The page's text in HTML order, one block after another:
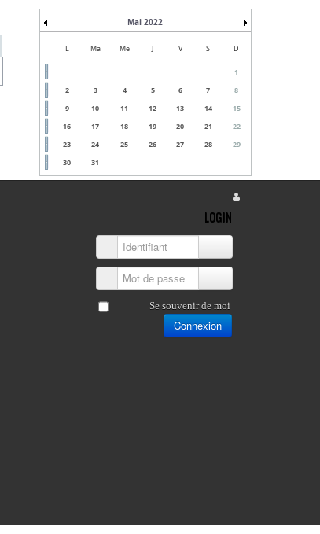
Mai 2022
L Ma Me J V S D
1
2
3 4 5 6 7
8
9
10 11 12 13 14
15
16
17 18 19 20 21
22
23
24 25 26 27 28
29
30
31
LOGIN
Identifiant
Mot de passe
Se souvenir de moi
Connexion